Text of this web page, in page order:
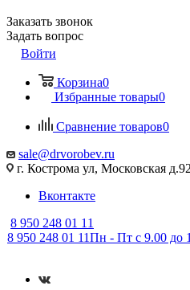
Заказать звонок
Задать вопрос
Войти
Корзина0
Избранные товары0
Сравнение товаров0
sale@drvorobev.ru
г. Кострома ул, Московская
Вконтакте
8 950 248 01 11
8 950 248 01 11Пн - Пт с 9.00 до